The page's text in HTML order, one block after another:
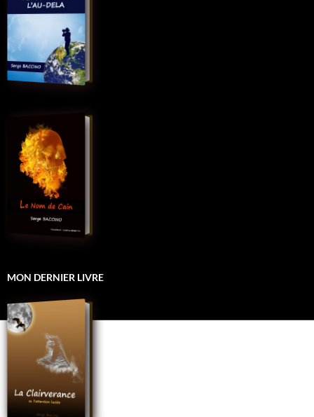
MON DERNIER LIVRE